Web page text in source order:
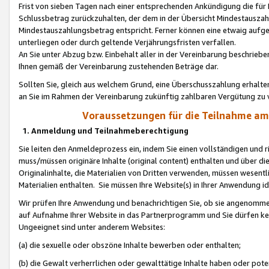
Frist von sieben Tagen nach einer entsprechenden Ankündigung die
Schlussbetrag zurückzuhalten, der dem in der Übersicht
Mindestauszahlungsbetrag entspricht. Ferner können eine etwaig
unterliegen oder durch geltende Verjährungsfristen verfallen.
An Sie unter Abzug bzw. Einbehalt aller in der Vereinbarung
Ihnen gemäß der Vereinbarung zustehenden Beträge dar.
Sollten Sie, gleich aus welchem Grund, eine Überschusszahlung
an Sie im Rahmen der Vereinbarung zukünftig zahlbaren Vergütung zu
Voraussetzungen für die Teilnahme
1. Anmeldung und Teilnahmeberechtigung
Sie leiten den Anmeldeprozess ein, indem Sie einen vollständigen
muss/müssen originäre Inhalte (original content) enthalten und über
Originalinhalte, die Materialien von Dritten verwenden, müssen
Materialien enthalten. Sie müssen Ihre Website(s) in Ihrer Anwendung
Wir prüfen Ihre Anwendung und benachrichtigen Sie, ob sie
auf Aufnahme Ihrer Website in das Partnerprogramm und Sie dürfen
Ungeeignet sind unter anderem Websites:
(a) die sexuelle oder obszöne Inhalte bewerben oder enthalten;
(b) die Gewalt verherrlichen oder gewalttätige Inhalte haben oder